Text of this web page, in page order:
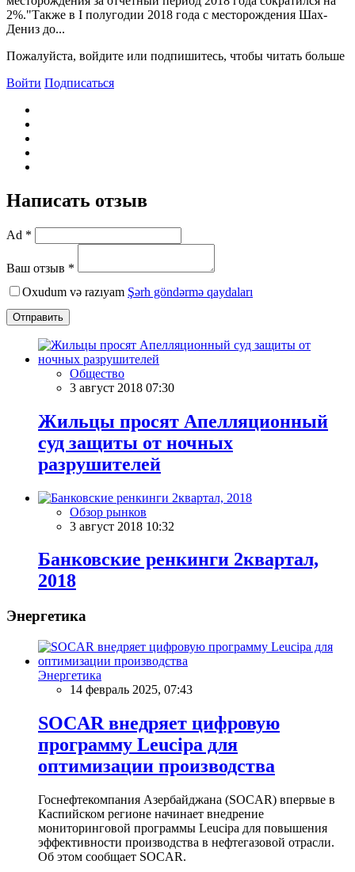
2%."Также в I полугодии 2018 года с месторождения Шах-
Дениз до...
Пожалуйста, войдите или подпишитесь, чтобы читать больше
Войти Подписаться
Написать отзыв
Ad *
Ваш отзыв *
Oxudum və razıyam Şərh göndərmə qaydaları
Отправить
Общество
3 август 2018 07:30
Жильцы просят Апелляционный
суд защиты от ночных
разрушителей
Обзор рынков
3 август 2018 10:32
Банковские ренкинги 2квартал,
2018
Энергетика
Энергетика
14 февраль 2025, 07:43
SOCAR внедряет цифровую
программу Leucipa для
оптимизации производства
Госнефтекомпания Азербайджана (SOCAR) впервые в
Каспийском регионе начинает внедрение
мониторинговой программы Leucipa для повышения
эффективности производства в нефтегазовой отрасли.
Об этом сообщает SOCAR.